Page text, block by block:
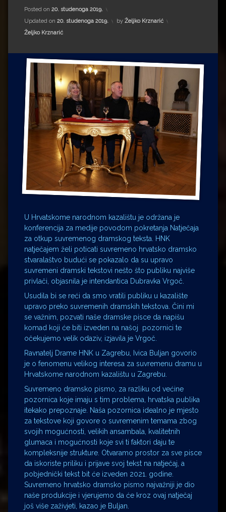
Drugi autori
Drugi autori
Matea Andrić
Ljiljana Lekanić-Kljaić
Željko Krznarić
Mario Lovreković
Miroslav Šantek
Posted on 20. studenoga 2019.
Updated on 20. studenoga 2019. by Željko Krznarić
Kategorije:
Željko Krznarić
U Hrvatskome narodnom kazalištu je održana je
konferencija za medije povodom pokretanja Natječaja
za otkup suvremenog dramskog teksta. HNK
natječajem želi poticati suvremeno hrvatsko dramsko
stvaralaštvo budući se pokazalo da su upravo
suvremeni dramski tekstovi nešto što publiku najviše
privlači, objasnila je intendantica Dubravka Vrgoč.
Usudila bi se reći da smo vratili publiku u kazalište
upravo preko suvremenih dramskih tekstova. Čini mi
se važnim, pozvati naše dramske pisce da napišu
komad koji će biti izveden na našoj pozornici te
očekujemo velik odaziv, izjavila je Vrgoč.
Ravnatelj Drame HNK u Zagrebu, Ivica Buljan govorio
je o fenomenu velikog interesa za suvremenu dramu u
Hrvatskome narodnom kazalištu u Zagrebu.
Suvremeno dramsko pismo, za razliku od većine
pozornica koje imaju s tim problema, hrvatska publika
itekako prepoznaje. Naša pozornica idealno je mjesto
za tekstove koji govore o suvremenim temama zbog
svojih mogućnosti, velikih ansambala, kvalitetnih
glumaca i mogućnosti koje svi ti faktori daju te
kompleksnije strukture. Otvaramo prostor za sve pisce
da iskoriste priliku i prijave svoj tekst na natječaj, a
pobjednički tekst bit će izveden 2021. godine.
Suvremeno hrvatsko dramsko pismo najvažniji je dio
naše produkcije i vjerujemo da će kroz ovaj natječaj
još više zaživjeti, kazao je Buljan.